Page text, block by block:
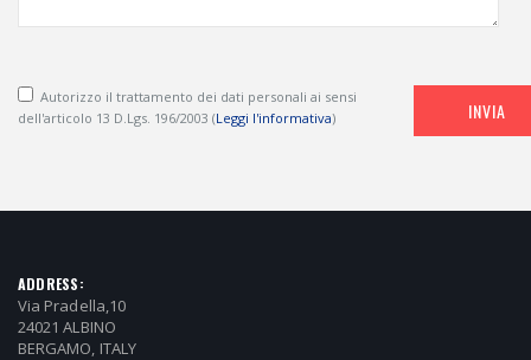
Autorizzo il trattamento dei dati personali ai sensi
dell'articolo 13 D.Lgs. 196/2003 (Leggi l'informativa) INVIA
ADDRESS:
Via Pradella,10
24021 ALBINO
BERGAMO, ITALY